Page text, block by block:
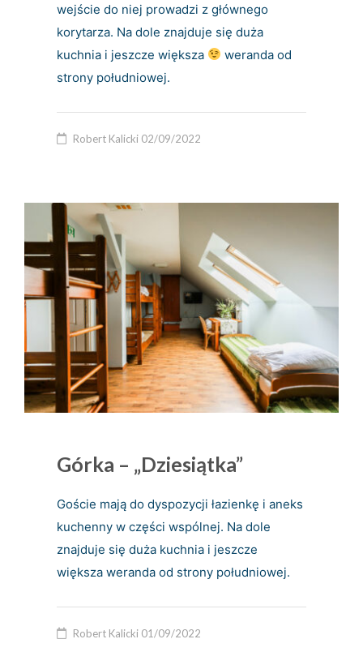
wejście do niej prowadzi z głównego
korytarza. Na dole znajduje się duża
kuchnia i jeszcze większa
weranda od
strony południowej.
Robert Kalicki 02/09/2022
Górka – „dziesiątka”
Goście mają do dyspozycji łazienkę i aneks
kuchenny w części wspólnej. Na dole
znajduje się duża kuchnia i jeszcze
większa weranda od strony południowej.
Robert Kalicki 01/09/2022